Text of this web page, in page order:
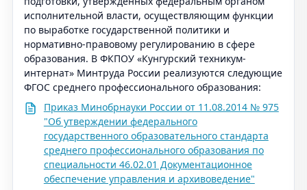
исполнительной власти, осуществляющим функции
по выработке государственной политики и
нормативно-правовому регулированию в сфере
образования. В ФКПОУ «Кунгурский техникум-
интернат» Минтруда России реализуются следующие
ФГОС среднего профессионального образования:
Приказ Минобрнауки России от 11.08.2014 № 975
"Об утверждении федерального
государственного образовательного стандарта
среднего профессионального образования по
специальности 46.02.01 Документационное
обеспечение управления и архивоведение"